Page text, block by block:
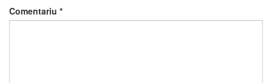
Comentariu *